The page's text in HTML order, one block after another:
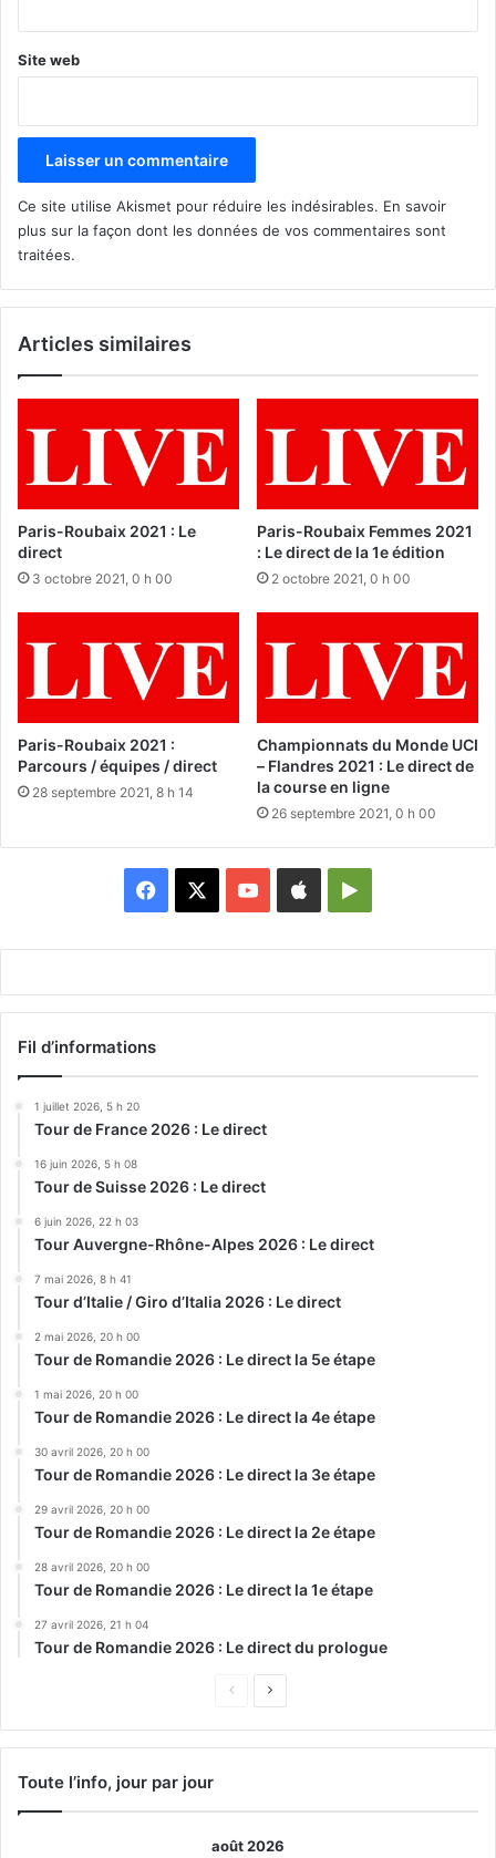
Site web
Ce site utilise Akismet pour réduire les indésirables. En savoir
plus sur la façon dont les données de vos commentaires sont
traitées.
Articles similaires
Paris-Roubaix 2021 : Le
direct
3 octobre 2021, 0 h 00
Paris-Roubaix Femmes 2021
: Le direct de la 1e édition
2 octobre 2021, 0 h 00
Paris-Roubaix 2021 :
Parcours / équipes / direct
28 septembre 2021, 8 h 14
Championnats du Monde UCI
– Flandres 2021 : Le direct de
la course en ligne
26 septembre 2021, 0 h 00
Facebook YouTubeAppleGoogle
Fil d’informations
1 juillet 2026, 5 h 20
Tour de France 2026 : Le direct
16 juin 2026, 5 h 08
Tour de Suisse 2026 : Le direct
6 juin 2026, 22 h 03
Tour Auvergne-Rhône-Alpes 2026 : Le direct
7 mai 2026, 8 h 41
Tour d’Italie / Giro d’Italia 2026 : Le direct
2 mai 2026, 20 h 00
Tour de Romandie 2026 : Le direct la 5e étape
1 mai 2026, 20 h 00
Tour de Romandie 2026 : Le direct la 4e étape
30 avril 2026, 20 h 00
Tour de Romandie 2026 : Le direct la 3e étape
29 avril 2026, 20 h 00
Tour de Romandie 2026 : Le direct la 2e étape
28 avril 2026, 20 h 00
Tour de Romandie 2026 : Le direct la 1e étape
27 avril 2026, 21 h 04
Tour de Romandie 2026 : Le direct du prologue
Page
Page
Toute l’info, jour par jour
août 2026